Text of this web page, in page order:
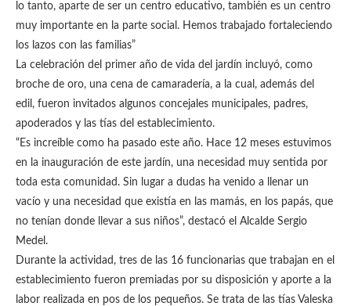
lo tanto, aparte de ser un centro educativo, también es un centro
muy importante en la parte social. Hemos trabajado fortaleciendo
los lazos con las familias”
La celebración del primer año de vida del jardín incluyó, como
broche de oro, una cena de camaradería, a la cual, además del
edil, fueron invitados algunos concejales municipales, padres,
apoderados y las tías del establecimiento.
“Es increíble como ha pasado este año. Hace 12 meses estuvimos
en la inauguración de este jardín, una necesidad muy sentida por
toda esta comunidad. Sin lugar a dudas ha venido a llenar un
vacío y una necesidad que existía en las mamás, en los papás, que
no tenían donde llevar a sus niños”, destacó el Alcalde Sergio
Medel.
Durante la actividad, tres de las 16 funcionarias que trabajan en el
establecimiento fueron premiadas por su disposición y aporte a la
labor realizada en pos de los pequeños. Se trata de las tías Valeska